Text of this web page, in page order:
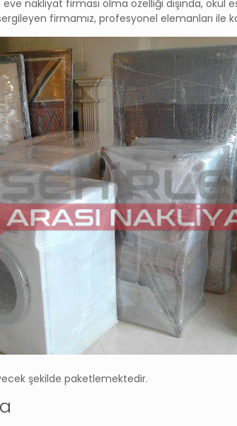
nakliyat firması olma özelliği dışında, okul
firmamız, profesyonel elemanları
şekilde paketlemektedir.